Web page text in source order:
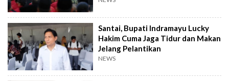
Santai, Bupati Indramayu Lucky
Hakim Cuma Jaga Tidur dan Makan
Jelang Pelantikan
NEWS